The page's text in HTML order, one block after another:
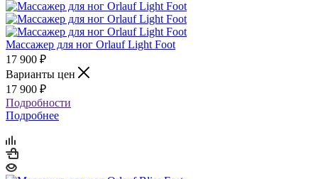
Массажер для ног Orlauf Light Foot
17 900 ₽
Варианты цен
17 900 ₽
Подробности
Подробнее